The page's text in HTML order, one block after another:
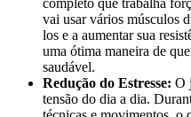
vai usar vários músculos
los e a aumentar sua
uma ótima maneira de
saudável.
Redução do Estresse: O
tensão do dia a dia.